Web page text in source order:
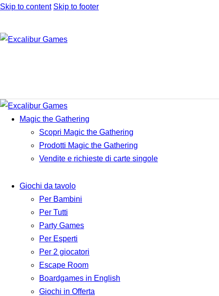
Skip to content Skip to footer
Magic the Gathering
Scopri Magic the Gathering
Prodotti Magic the Gathering
Vendite e richieste di carte singole
Giochi da tavolo
Per Bambini
Per Tutti
Party Games
Per Esperti
Per 2 giocatori
Escape Room
Boardgames in English
Giochi in Offerta